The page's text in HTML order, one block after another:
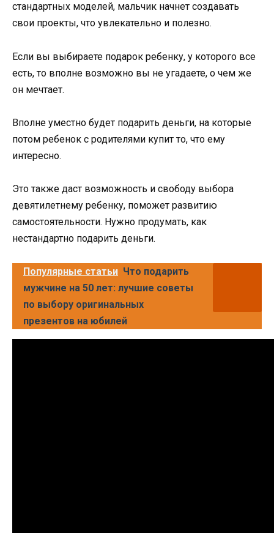
стандартных моделей, мальчик начнет создавать
свои проекты, что увлекательно и полезно.
Если вы выбираете подарок ребенку, у которого все
есть, то вполне возможно вы не угадаете, о чем же
он мечтает.
Вполне уместно будет подарить деньги, на которые
потом ребенок с родителями купит то, что ему
интересно.
Это также даст возможность и свободу выбора
девятилетнему ребенку, поможет развитию
самостоятельности. Нужно продумать, как
нестандартно подарить деньги.
Популярные статьи Что подарить
мужчине на 50 лет: лучшие советы
по выбору оригинальных
презентов на юбилей